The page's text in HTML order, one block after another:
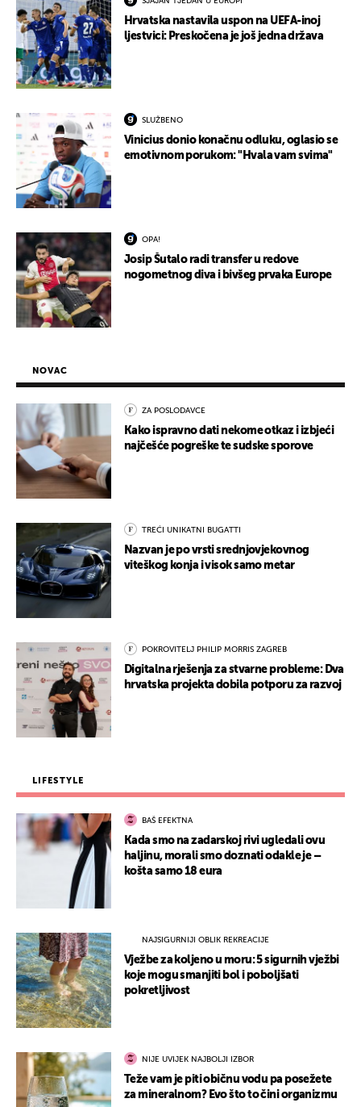
Hrvatska nastavila uspon na UEFA-inoj
ljestvici: Preskočena je još jedna država
SLUŽBENO
Vinicius donio konačnu odluku, oglasio se
emotivnom porukom: "Hvala vam svima"
OPA!
Josip Šutalo radi transfer u redove
nogometnog diva i bivšeg prvaka Europe
NOVAC
ZA POSLODAVCE
Kako ispravno dati nekome otkaz i izbjeći
najčešće pogreške te sudske sporove
TREĆI UNIKATNI BUGATTI
Nazvan je po vrsti srednjovjekovnog
viteškog konja i visok samo metar
POKROVITELJ PHILIP MORRIS ZAGREB
Digitalna rješenja za stvarne probleme: Dva
hrvatska projekta dobila potporu za razvoj
LIFESTYLE
BAŠ EFEKTNA
Kada smo na zadarskoj rivi ugledali ovu
haljinu, morali smo doznati odakle je –
košta samo 18 eura
NAJSIGURNIJI OBLIK REKREACIJE
Vježbe za koljeno u moru: 5 sigurnih vježbi
koje mogu smanjiti bol i poboljšati
pokretljivost
NIJE UVIJEK NAJBOLJI IZBOR
Teže vam je piti običnu vodu pa posežete
za mineralnom? Evo što to čini organizmu